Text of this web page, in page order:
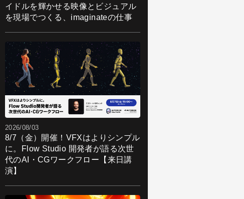
イドルを輝かせる映像とビジュアル
を現場でつくる、imaginateの仕事
2026/08/03
8/7（金）開催！VFXはよりシンプル
に。Flow Studio 開発者が語る次世
代のAI・CGワークフロー【来日講
演】